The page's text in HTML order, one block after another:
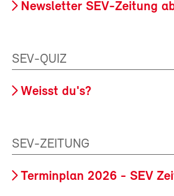
Newsletter SEV-Zeitung
SEV-QUIZ
Weisst du's?
SEV-ZEITUNG
Terminplan 2026 - SEV